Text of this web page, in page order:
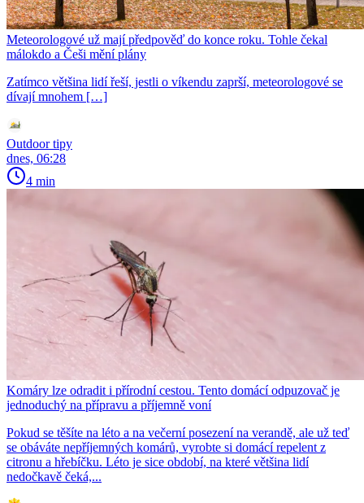
Meteorologové už mají předpověď do konce roku. Tohle čekal
málokdo a Češi mění plány
Zatímco většina lidí řeší, jestli o víkendu zaprší, meteorologové se
dívají mnohem […]
Outdoor tipy
dnes, 06:28
4 min
Komáry lze odradit i přírodní cestou. Tento domácí odpuzovač je
jednoduchý na přípravu a příjemně voní
Pokud se těšíte na léto a na večerní posezení na verandě, ale už teď
se obáváte nepříjemných komárů, vyrobte si domácí repelent z
citronu a hřebíčku. Léto je sice období, na které většina lidí
nedočkavě čeká,...